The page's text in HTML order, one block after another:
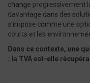
change progressivement
davantage dans des
s’impose comme une
courts et les
Dans ce contexte, une
: la TVA est-elle